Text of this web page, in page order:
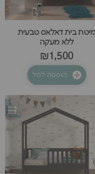
בית דאלאס טבעית
ללא מעקה
₪1,500
הוספה לסל